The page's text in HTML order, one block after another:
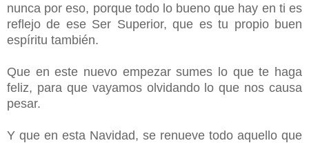
nunca por eso, porque todo lo bueno que hay en ti es
reflejo de ese Ser Superior, que es tu propio buen
espíritu también.
Que en este nuevo empezar sumes lo que te haga
feliz, para que vayamos olvidando lo que nos causa
pesar.
Y que en esta Navidad, se renueve todo aquello que